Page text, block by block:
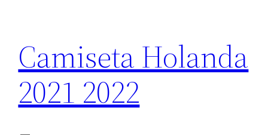
contenido
Camiseta Holanda
2021 2022